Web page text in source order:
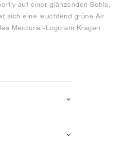
auf einer glänzenden Sohle,
sich eine leuchtend grüne Air
Mercurial-Logo am Kragen